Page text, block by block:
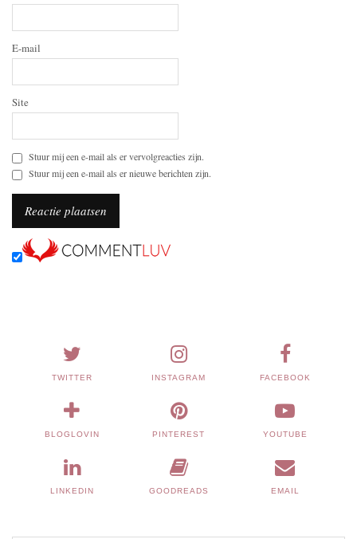
E-mail
Site
Stuur mij een e-mail als er vervolgreacties zijn.
Stuur mij een e-mail als er nieuwe berichten zijn.
TWITTER INSTAGRAM FACEBOOK
BLOGLOVIN PINTEREST YOUTUBE
LINKEDIN GOODREADS EMAIL